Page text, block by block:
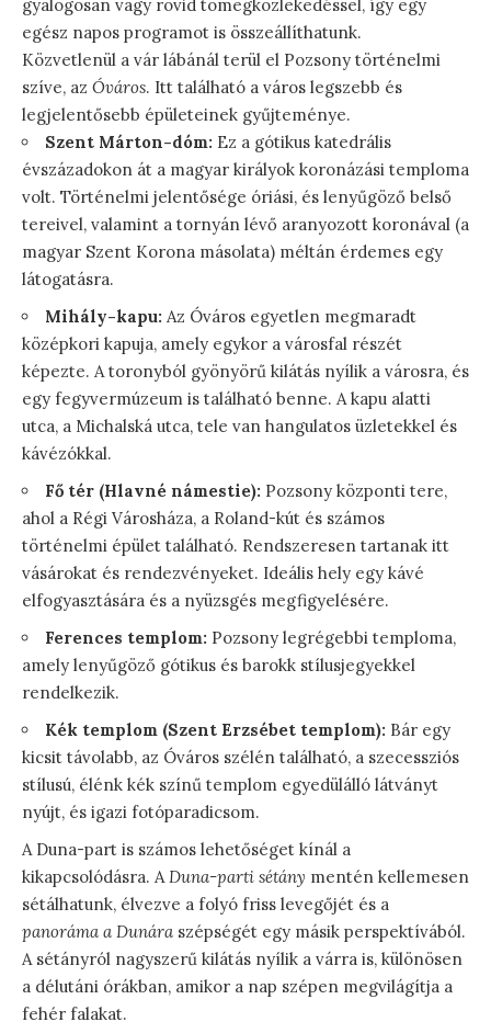
gyalogosan vagy rövid tömegközlekedéssel, így egy
egész napos programot is összeállíthatunk.
Közvetlenül a vár lábánál terül el Pozsony történelmi
szíve, az Óváros. Itt található a város legszebb és
legjelentősebb épületeinek gyűjteménye.
Szent Márton-dóm: Ez a gótikus katedrális
évszázadokon át a magyar királyok koronázási temploma
volt. Történelmi jelentősége óriási, és lenyűgöző belső
tereivel, valamint a tornyán lévő aranyozott koronával (a
magyar Szent Korona másolata) méltán érdemes egy
látogatásra.
Mihály-kapu: Az Óváros egyetlen megmaradt
középkori kapuja, amely egykor a városfal részét
képezte. A toronyból gyönyörű kilátás nyílik a városra, és
egy fegyvermúzeum is található benne. A kapu alatti
utca, a Michalská utca, tele van hangulatos üzletekkel és
kávézókkal.
Fő tér (Hlavné námestie): Pozsony központi tere,
ahol a Régi Városháza, a Roland-kút és számos
történelmi épület található. Rendszeresen tartanak itt
vásárokat és rendezvényeket. Ideális hely egy kávé
elfogyasztására és a nyüzsgés megfigyelésére.
Ferences templom: Pozsony legrégebbi temploma,
amely lenyűgöző gótikus és barokk stílusjegyekkel
rendelkezik.
Kék templom (Szent Erzsébet templom): Bár egy
kicsit távolabb, az Óváros szélén található, a szecessziós
stílusú, élénk kék színű templom egyedülálló látványt
nyújt, és igazi fotóparadicsom.
A Duna-part is számos lehetőséget kínál a
kikapcsolódásra. ADuna-parti sétány mentén kellemesen
sétálhatunk, élvezve a folyó friss levegőjét és a
panoráma a Dunára szépségét egy másik perspektívából.
A sétányról nagyszerű kilátás nyílik a várra is, különösen
a délutáni órákban, amikor a nap szépen megvilágítja a
fehér falakat.